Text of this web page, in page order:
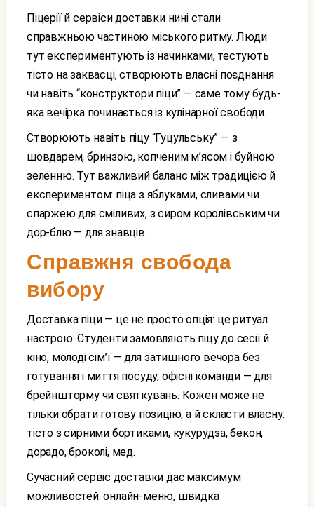
Піцерії й сервіси доставки нині стали
справжньою частиною міського ритму. Люди
тут експериментують із начинками, тестують
тісто на заквасці, створюють власні поєднання
чи навіть “конструктори піци” — саме тому будь-
яка вечірка починається із кулінарної свободи.
Створюють навіть піцу “Гуцульську” — з
шовдарем, бринзою, копченим м’ясом і буйною
зеленню. Тут важливий баланс між традицією й
експериментом: піца з яблуками, сливами чи
спаржею для сміливих, з сиром королівським чи
дор-блю — для знавців.
Справжня свобода
вибору
Доставка піци — це не просто опція: це ритуал
настрою. Студенти замовляють піцу до сесії й
кіно, молоді сім’ї — для затишного вечора без
готування і миття посуду, офісні команди — для
брейншторму чи святкувань. Кожен може не
тільки обрати готову позицію, а й скласти власну:
тісто з сирними бортиками, кукурудза, бекон,
дорадо, броколі, мед.
Сучасний сервіс доставки дає максимум
можливостей: онлайн-меню, швидка